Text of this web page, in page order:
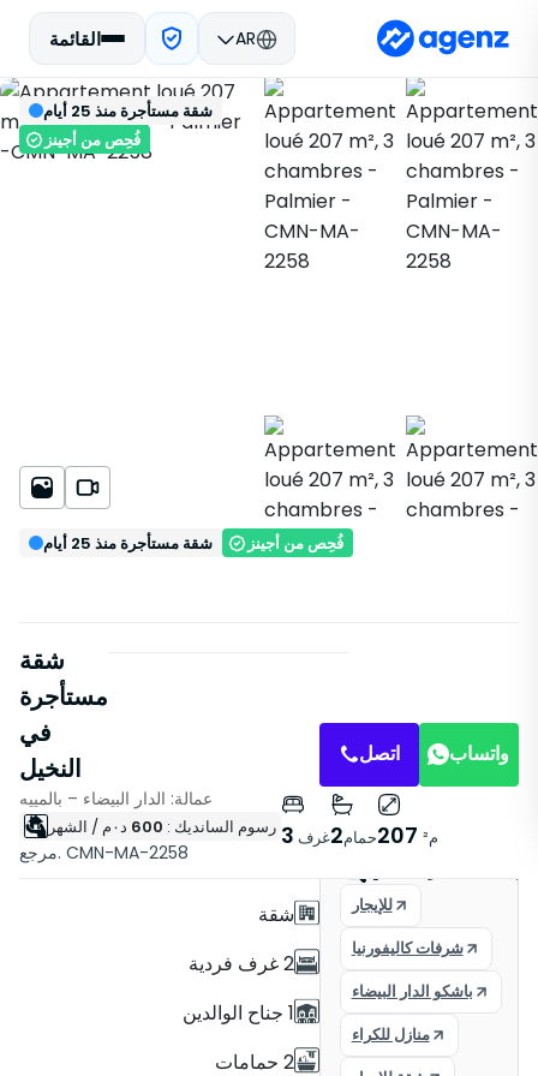
AR القائمة
الرجوع العقارات في المغرب للكراء الدار البيضاء
شقة النخيل CMN-MA-2258 تسجيل
شقة مستأجرة منذ 25 أيام
فُحِص من أجينز
شقة مستأجرة منذ 25 أيام فُحِص من أجينز
شقة
مستأجرة
في
النخيل
عمالة: الدار البيضاء – بالمييه
رسوم السانديك : 600 د٠م / الشهر
مرجع. CMN-MA-2258
3 غرف2حمام207 م²
اتصل واتساب
خصائص
شقة
2 غرف فردية
1 جناح الوالدين
2 حمامات
للإيجار
شرفات كاليفورنيا
باشكو الدار البيضاء
منازل للكراء